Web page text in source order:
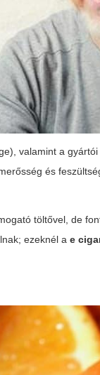
valamint a
és
töltővel, de
ezeknél ae